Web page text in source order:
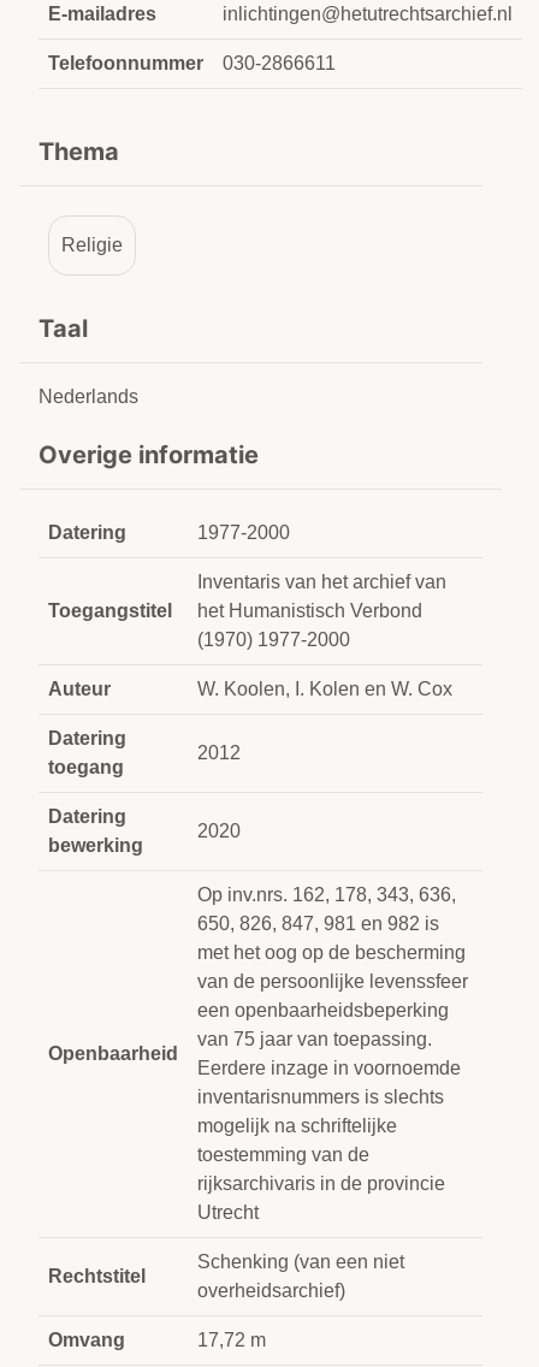
E-mailadres inlichtingen@hetutrechtsarchief.nl
Telefoonnummer 030-2866611
Thema
Religie
Taal
Nederlands
Overige informatie
Datering 1977-2000
Toegangstitel
Inventaris van het archief van
het Humanistisch Verbond
(1970) 1977-2000
Auteur W. Koolen, I. Kolen en W. Cox
Datering
toegang
2012
Datering
bewerking
2020
Openbaarheid
Op inv.nrs. 162, 178, 343, 636,
650, 826, 847, 981 en 982 is
met het oog op de bescherming
van de persoonlijke levenssfeer
een openbaarheidsbeperking
van 75 jaar van toepassing.
Eerdere inzage in voornoemde
inventarisnummers is slechts
mogelijk na schriftelijke
toestemming van de
rijksarchivaris in de provincie
Utrecht
Rechtstitel
Schenking (van een niet
overheidsarchief)
Omvang 17,72 m